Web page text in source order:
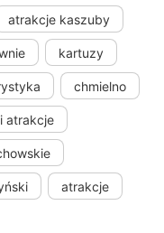
atrakcje kaszuby
kartuzy
chmielno
atrakcje
atrakcje